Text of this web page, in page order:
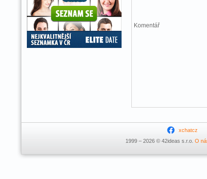
Komentář
xchatcz
1999 – 2026 © 42ideas s.r.o. O